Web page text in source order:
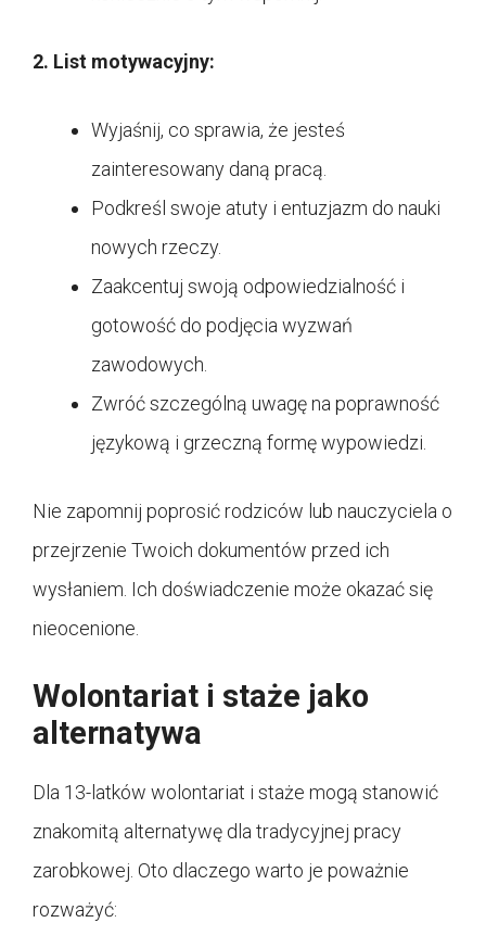
2. List motywacyjny:
Wyjaśnij, co sprawia, że jesteś
zainteresowany daną pracą.
Podkreśl swoje atuty i entuzjazm do nauki
nowych rzeczy.
Zaakcentuj swoją odpowiedzialność i
gotowość do podjęcia wyzwań
zawodowych.
Zwróć szczególną uwagę na poprawność
językową i grzeczną formę wypowiedzi.
Nie zapomnij poprosić rodziców lub nauczyciela o
przejrzenie Twoich dokumentów przed ich
wysłaniem. Ich doświadczenie może okazać się
nieocenione.
Wolontariat i staże jako
alternatywa
Dla 13-latków wolontariat i staże mogą stanowić
znakomitą alternatywę dla tradycyjnej pracy
zarobkowej. Oto dlaczego warto je poważnie
rozważyć: